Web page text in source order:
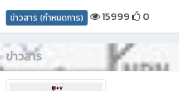
ข่าวสาร (กำหนดการ) 15999 0
ข่าวสาร